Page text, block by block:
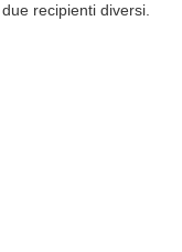
recipienti diversi.